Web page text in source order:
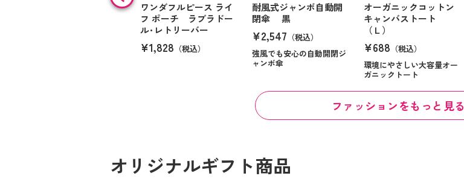
ワンダフルピース ライ
フ ポーチ ラブラドー
ル･レトリーバー
¥1,828 （税込）
耐風式ジャンボ自動開
閉傘 黒
¥2,547 （税込）
強風でも安心の自動開閉ジ
ャンボ傘
オーガニックコットン
キャンバストート
（Ｌ）
¥688 （税込）
環境にやさしい大容量オー
ガニックトート
ファッションをもっと見る
オリジナルギフト商品